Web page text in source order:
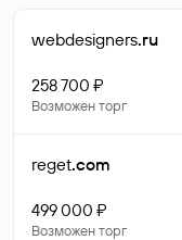
webdesigners.ru
258 700 ₽
Возможен торг
reget.com
499 000 ₽
Возможен торг